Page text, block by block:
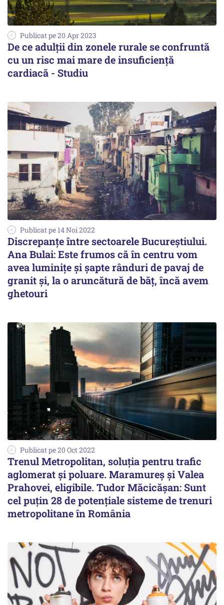
Publicat pe 20 Apr 2023
De ce adulții din zonele rurale se confruntă
cu un risc mai mare de insuficiență
cardiacă - Studiu
Publicat pe 14 Noi 2022
Discrepanțe între sectoarele Bucureștiului.
Ana Bulai: Este frumos că în centru vom
avea luminiţe şi şapte rânduri de pavaj de
granit și, la o aruncătură de băţ, încă avem
ghetouri
Publicat pe 20 Oct 2022
Trenul Metropolitan, soluţia pentru trafic
aglomerat şi poluare. Maramureş şi Valea
Prahovei, eligibile. Tudor Măcicăşan: Sunt
cel puţin 28 de potenţiale sisteme de trenuri
metropolitane în România